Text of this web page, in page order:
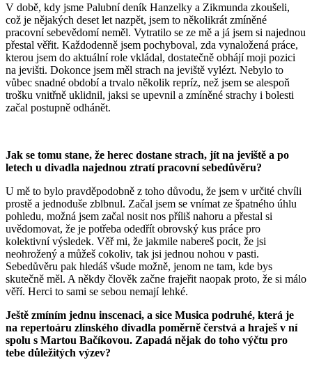
V době, kdy jsme Palubní deník Hanzelky a Zikmunda zkoušeli,
což je nějakých deset let nazpět, jsem to několikrát zmíněné
pracovní sebevědomí neměl. Vytratilo se ze mě a já jsem si najednou
přestal věřit. Každodenně jsem pochyboval, zda vynaložená práce,
kterou jsem do aktuální role vkládal, dostatečně obhájí moji pozici
na jevišti. Dokonce jsem měl strach na jeviště vylézt. Nebylo to
vůbec snadné období a trvalo několik repríz, než jsem se alespoň
trošku vnitřně uklidnil, jaksi se upevnil a zmíněné strachy i bolesti
začal postupně odhánět.
Jak se tomu stane, že herec dostane strach, jít na jeviště a po
letech u divadla najednou ztratí pracovní sebedůvěru?
U mě to bylo pravděpodobně z toho důvodu, že jsem v určité chvíli
prostě a jednoduše zblbnul. Začal jsem se vnímat ze špatného úhlu
pohledu, možná jsem začal nosit nos příliš nahoru a přestal si
uvědomovat, že je potřeba odedřít obrovský kus práce pro
kolektivní výsledek. Věř mi, že jakmile nabereš pocit, že jsi
neohrožený a můžeš cokoliv, tak jsi jednou nohou v pasti.
Sebedůvěru pak hledáš všude možně, jenom ne tam, kde bys
skutečně měl. A někdy člověk začne frajeřit naopak proto, že si málo
věří. Herci to sami se sebou nemají lehké.
Ještě zmíním jednu inscenaci, a sice Musica podruhé, která je
na repertoáru zlínského divadla poměrně čerstvá a hraješ v ní
spolu s Martou Bačíkovou. Zapadá nějak do toho výčtu pro
tebe důležitých výzev?